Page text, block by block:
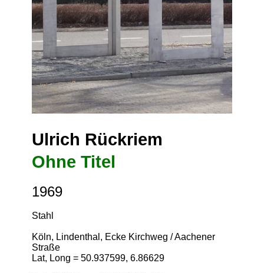
Ulrich Rückriem
Ohne Titel
1969
Stahl
Köln, Lindenthal, Ecke Kirchweg / Aachener
Straße
Lat, Long = 50.937599, 6.86629